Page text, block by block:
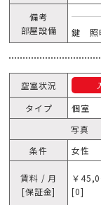
備考
部屋設備
鍵 照
空室状況
タイプ
個室
写真
条件
女性
賃料 / 月
[保証金]
￥
[0]